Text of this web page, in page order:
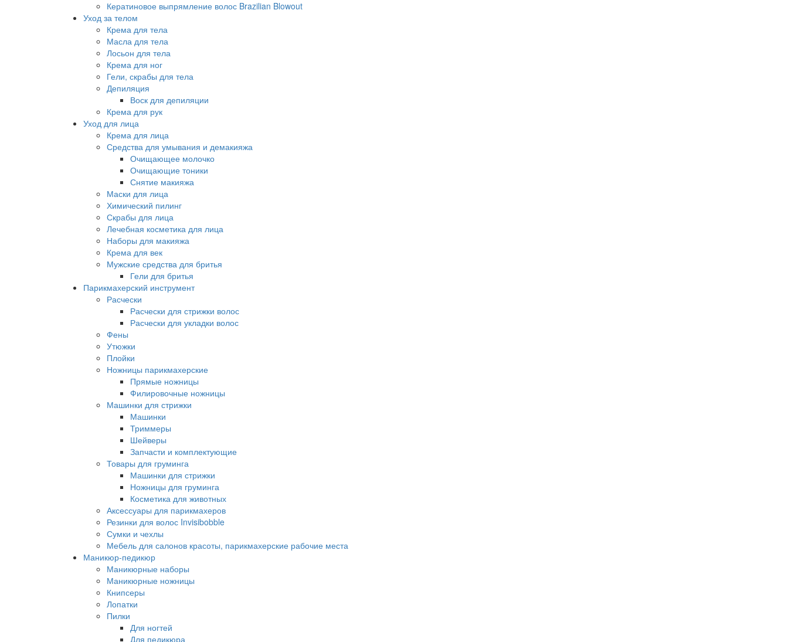
Кератиновое выпрямление волос Brazilian Blowout
Уход за телом
Крема для тела
Масла для тела
Лосьон для тела
Крема для ног
Гели, скрабы для тела
Депиляция
Воск для депиляции
Крема для рук
Уход для лица
Крема для лица
Средства для умывания и демакияжа
Очищающее молочко
Очищающие тоники
Снятие макияжа
Маски для лица
Химический пилинг
Скрабы для лица
Лечебная косметика для лица
Наборы для макияжа
Крема для век
Мужские средства для бритья
Гели для бритья
Парикмахерский инструмент
Расчески
Расчески для стрижки волос
Расчески для укладки волос
Фены
Утюжки
Плойки
Ножницы парикмахерские
Прямые ножницы
Филировочные ножницы
Машинки для стрижки
Машинки
Триммеры
Шейверы
Запчасти и комплектующие
Товары для груминга
Машинки для стрижки
Ножницы для груминга
Косметика для животных
Аксессуары для парикмахеров
Резинки для волос Invisibobble
Сумки и чехлы
Мебель для салонов красоты, парикмахерские рабочие места
Маникюр-педикюр
Маникюрные наборы
Маникюрные ножницы
Книпсеры
Лопатки
Пилки
Для ногтей
Для педикюра